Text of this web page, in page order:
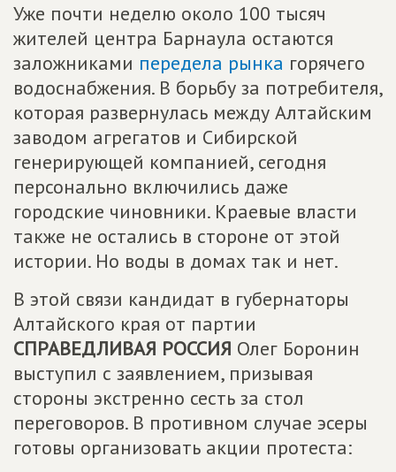
Уже почти неделю около 100 тысяч
жителей центра Барнаула остаются
заложниками передела рынка горячего
водоснабжения. В борьбу за потребителя,
которая развернулась между Алтайским
заводом агрегатов и Сибирской
генерирующей компанией, сегодня
персонально включились даже
городские чиновники. Краевые власти
также не остались в стороне от этой
истории. Но воды в домах так и нет.
В этой связи кандидат в губернаторы
Алтайского края от партии
СПРАВЕДЛИВАЯ РОССИЯ Олег Боронин
выступил с заявлением, призывая
стороны экстренно сесть за стол
переговоров. В противном случае эсеры
готовы организовать акции протеста: